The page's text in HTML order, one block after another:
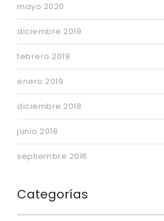
mayo 2020
diciembre 2019
febrero 2019
enero 2019
diciembre 2018
junio 2018
septiembre 2016
Categorías